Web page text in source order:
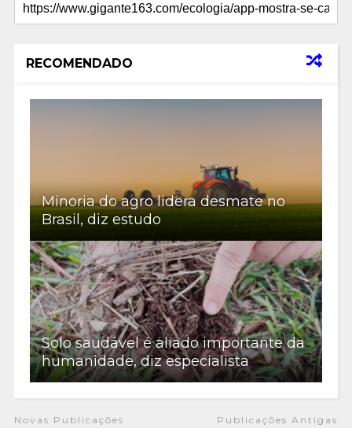
RECOMENDADO
Minoria do agro lidera desmate no
Brasil, diz estudo
Solo saudável é aliado importante da
humanidade, diz especialista
Novas Publicações Publicações Antigas